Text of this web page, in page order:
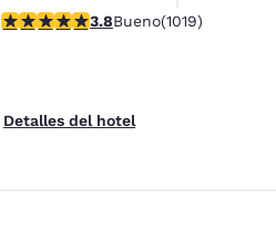
Haustierfreundlich
Calificación de 3.79 estrellas. Bueno.
3.8Bueno(1019)
Detalles del hotel